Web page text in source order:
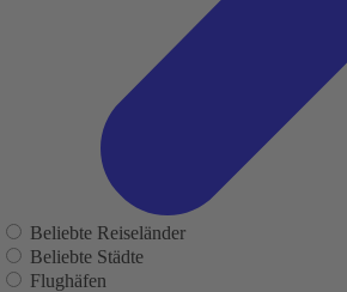
Beliebte Reiseländer
Beliebte Städte
Flughäfen